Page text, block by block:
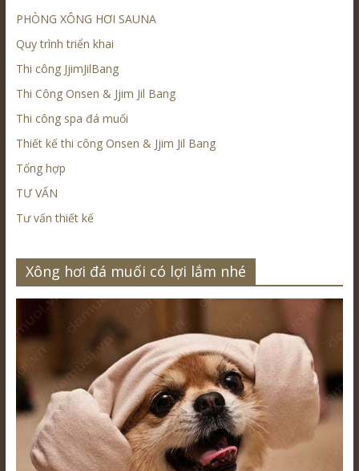
PHÒNG XÔNG HƠI SAUNA
Quy trình triển khai
Thi công JjimJilBang
Thi Công Onsen & Jjim Jil Bang
Thi công spa đá muối
Thiết kế thi công Onsen & Jjim Jil Bang
Tổng hợp
TƯ VẤN
Tư vấn thiết kế
Xông hơi đá muối có lợi lắm nhé